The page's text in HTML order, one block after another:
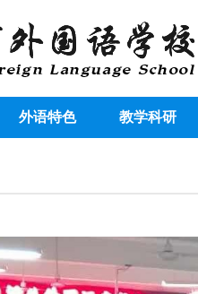
外语特色 教学科研